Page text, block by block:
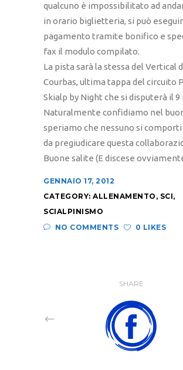
qualcuno è impossibilitato ad
in orario biglietteria, si può
pagamento tramite bonifico e
fax il modulo compilato.
La pista sarà la stessa del Vertical
Courbas, ultima tappa del circuito
Skialp by Night che si disputerà il 9
Naturalmente confidiamo nel
speriamo che nessuno si
da pregiudicare questa
Buone salite (E discese
GENNAIO 17, 2012
CATEGORY: ALLENAMENTO , SCI,
SCIALPINISMO
NO COMMENTS
0 LIKES
SHARE